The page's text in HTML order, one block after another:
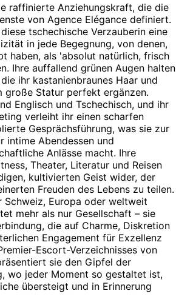
raffinierte Anziehungskraft, die die
von Agence Elégance definiert.
tschechische Verzauberin eine
in jede Begegnung, von denen,
haben, als 'absolut natürlich, frisch
Ihre auffallend grünen Augen halten
ihr kastanienbraunes Haar und
große Statur perfekt ergänzen.
Englisch und Tschechisch, und ihr
verleiht ihr einen scharfen
Gesprächsführung, was sie zur
intime Abendessen und
Anlässe macht. Ihre
Theater, Literatur und Reisen
kultivierten Geist wider, der
Freuden des Lebens zu teilen.
Schweiz, Europa oder weltweit
mehr als nur Gesellschaft – sie
die auf Charme, Diskretion
Engagement für Exzellenz
Escort-Verzeichnisses von
sie den Gipfel der
wo jeder Moment so gestaltet ist,
übersteigt und in Erinnerung